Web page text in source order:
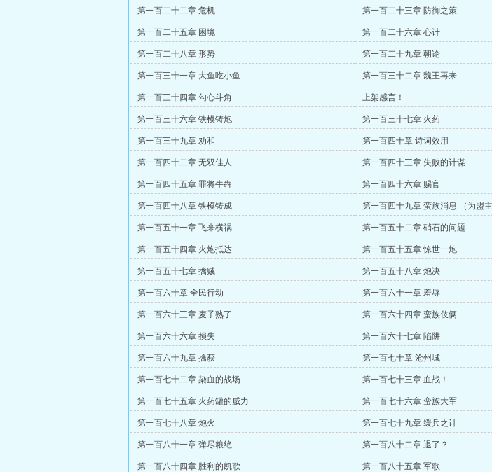
第一百二十二章 危机 第一百二十三章 防御之策
第一百二十五章 困境 第一百二十六章 心计
第一百二十八章 形势 第一百二十九章 朝论
第一百三十一章 大鱼吃小鱼 第一百三十二章 魏王再来
第一百三十四章 勾心斗角 上架感言！
第一百三十六章 铁模铸炮 第一百三十七章 火药
第一百三十九章 劝和 第一百四十章 诗词效用
第一百四十二章 无双佳人 第一百四十三章 失败的计谋
第一百四十五章 罪将牛犇 第一百四十六章 赐官
第一百四十八章 铁模铸成 第一百四十九章 蛮族消息 （为盟主
第一百五十一章 飞来横祸 第一百五十二章 硝石的问题
第一百五十四章 火炮抵达 第一百五十五章 惊世一炮
第一百五十七章 擒贼 第一百五十八章 炮决
第一百六十章 全民行动 第一百六十一章 羞辱
第一百六十三章 麦子熟了 第一百六十四章 蛮族伎俩
第一百六十六章 损失 第一百六十七章 陷阱
第一百六十九章 擒获 第一百七十章 沧州城
第一百七十二章 染血的战场 第一百七十三章 血战！
第一百七十五章 火药罐的威力 第一百七十六章 蛮族大军
第一百七十八章 炮火 第一百七十九章 缓兵之计
第一百八十一章 弹尽粮绝 第一百八十二章 退了？
第一百八十四章 胜利的凯歌 第一百八十五章 军歌